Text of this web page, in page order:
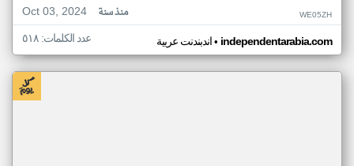
Oct 03, 2024
منذ سنة WE05ZH
اندبندنت عربية• independentarabia.com عدد الكلمات: ٥١٨